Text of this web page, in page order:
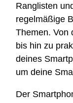
Ranglisten
regelmäßige
Themen. Von
bis hin zu
deines
um deine
Der